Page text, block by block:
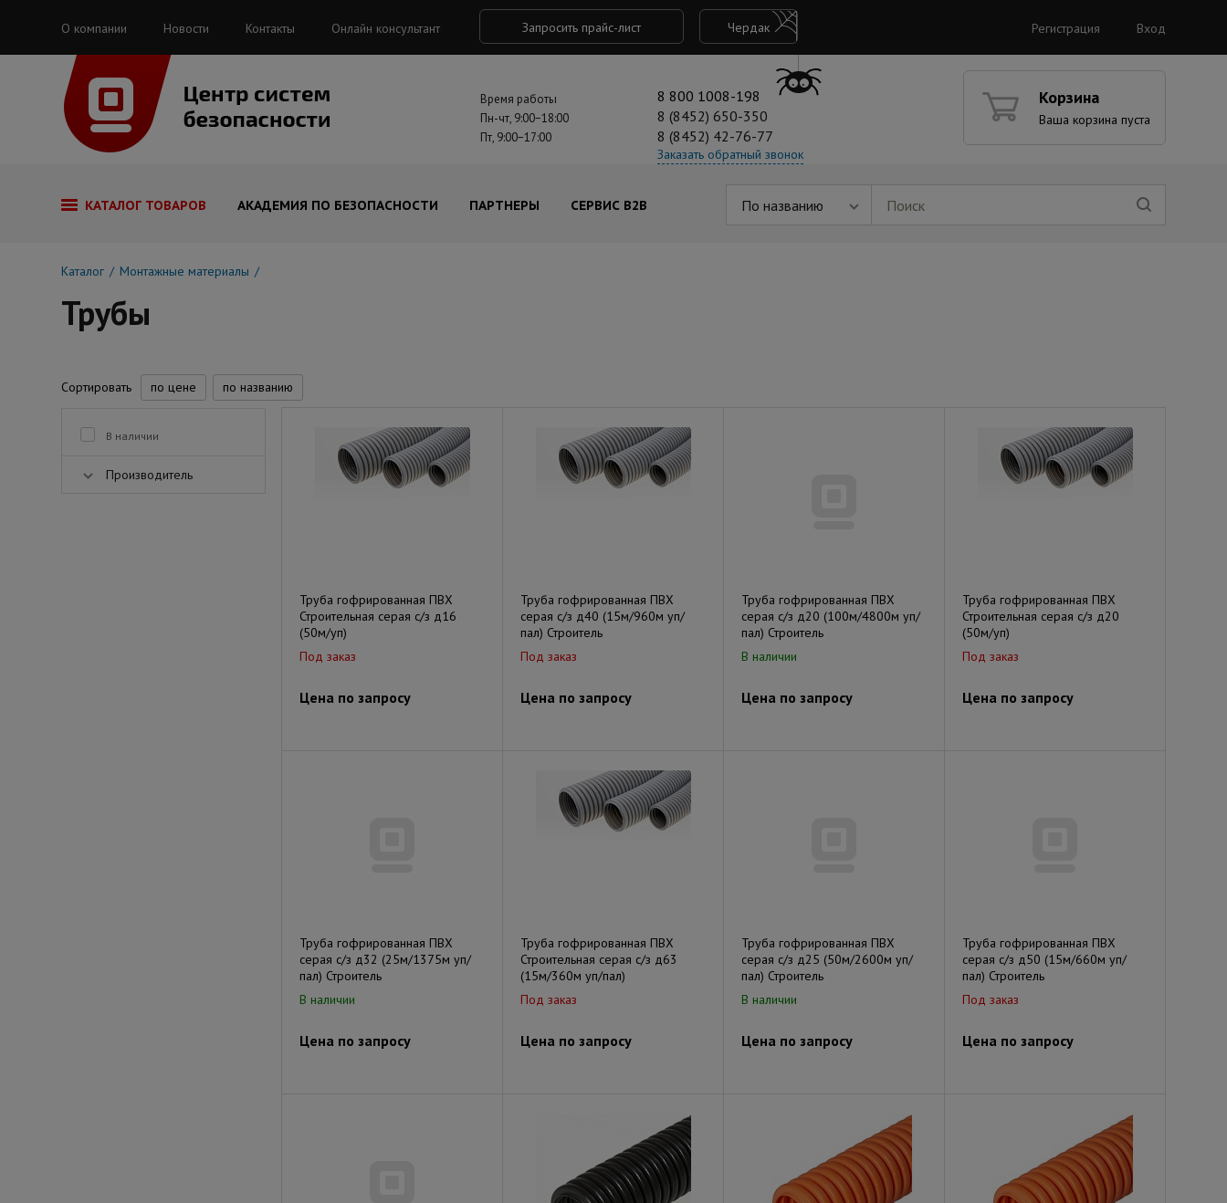
О компании Новости Контакты Онлайн консультант Запросить прайс-лист Чердак Регистрация Вход
Время работы
Пн-чт, 9:00−18:00
Пт, 9:00−17:00
8 800 1008-198
8 (8452) 650-350
8 (8452) 42-76-77
Заказать обратный звонок
Корзина
Ваша корзина пуста
КАТАЛОГ ТОВАРОВ АКАДЕМИЯ ПО БЕЗОПАСНОСТИ ПАРТНЕРЫ СЕРВИС B2B По названию
Каталог Монтажные материалы
Трубы
Сортировать по цене по названию
В наличии
Производитель
Труба гофрированная ПВХ
Строительная серая с/з д16
(50м/уп)
Под заказ
Цена по запросу
Труба гофрированная ПВХ
серая с/з д40 (15м/960м уп/
пал) Строитель
Под заказ
Цена по запросу
Труба гофрированная ПВХ
серая с/з д20 (100м/4800м уп/
пал) Строитель
В наличии
Цена по запросу
Труба гофрированная ПВХ
Строительная серая с/з д20
(50м/уп)
Под заказ
Цена по запросу
Труба гофрированная ПВХ
серая с/з д32 (25м/1375м уп/
пал) Строитель
В наличии
Цена по запросу
Труба гофрированная ПВХ
Строительная серая с/з д63
(15м/360м уп/пал)
Под заказ
Цена по запросу
Труба гофрированная ПВХ
серая с/з д25 (50м/2600м уп/
пал) Строитель
В наличии
Цена по запросу
Труба гофрированная ПВХ
серая с/з д50 (15м/660м уп/
пал) Строитель
Под заказ
Цена по запросу